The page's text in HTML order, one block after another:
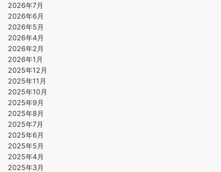
2026年7月
2026年6月
2026年5月
2026年4月
2026年2月
2026年1月
2025年12月
2025年11月
2025年10月
2025年9月
2025年8月
2025年7月
2025年6月
2025年5月
2025年4月
2025年3月